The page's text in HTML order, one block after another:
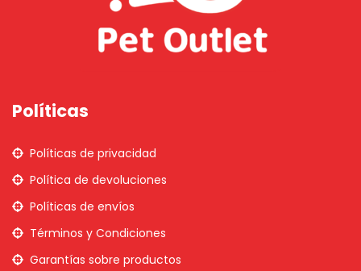
Políticas
Políticas de privacidad
Política de devoluciones
Políticas de envíos
Términos y Condiciones
Garantías sobre productos